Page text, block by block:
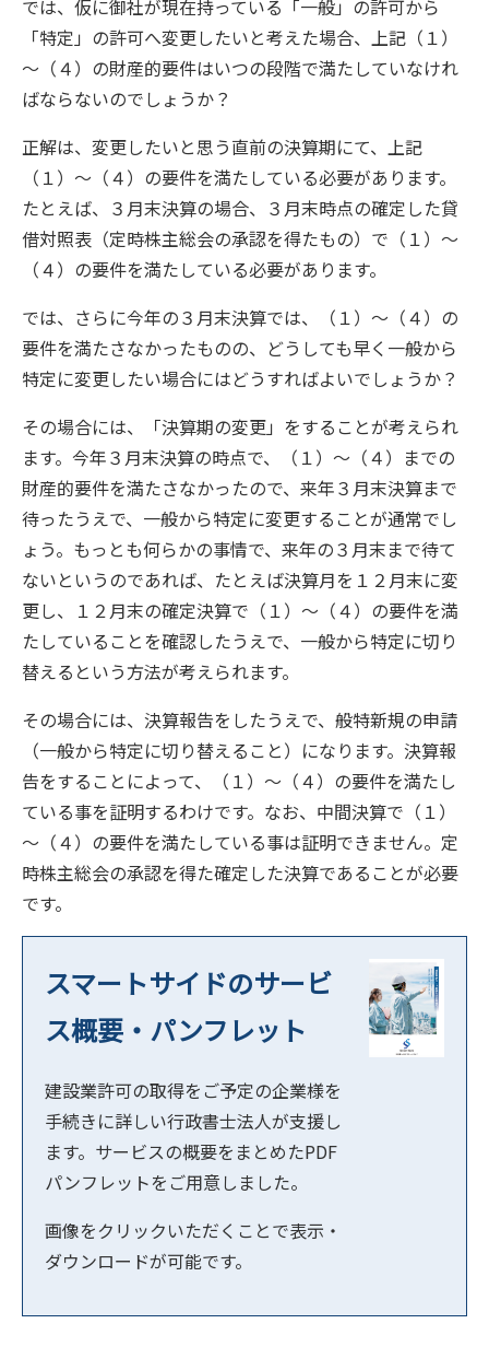
では、仮に御社が現在持っている「一般」の許可から
「特定」の許可へ変更したいと考えた場合、上記（１）
～（４）の財産的要件はいつの段階で満たしていなけれ
ばならないのでしょうか？
正解は、変更したいと思う直前の決算期にて、上記
（１）～（４）の要件を満たしている必要があります。
たとえば、３月末決算の場合、３月末時点の確定した貸
借対照表（定時株主総会の承認を得たもの）で（１）～
（４）の要件を満たしている必要があります。
では、さらに今年の３月末決算では、（１）～（４）の
要件を満たさなかったものの、どうしても早く一般から
特定に変更したい場合にはどうすればよいでしょうか？
その場合には、「決算期の変更」をすることが考えられ
ます。今年３月末決算の時点で、（１）～（４）までの
財産的要件を満たさなかったので、来年３月末決算まで
待ったうえで、一般から特定に変更することが通常でし
ょう。もっとも何らかの事情で、来年の３月末まで待て
ないというのであれば、たとえば決算月を１２月末に変
更し、１２月末の確定決算で（１）～（４）の要件を満
たしていることを確認したうえで、一般から特定に切り
替えるという方法が考えられます。
その場合には、決算報告をしたうえで、般特新規の申請
（一般から特定に切り替えること）になります。決算報
告をすることによって、（１）～（４）の要件を満たし
ている事を証明するわけです。なお、中間決算で（１）
～（４）の要件を満たしている事は証明できません。定
時株主総会の承認を得た確定した決算であることが必要
です。
スマートサイドのサービ
ス概要・パンフレット
建設業許可の取得をご予定の企業様を
手続きに詳しい行政書士法人が支援し
ます。サービスの概要をまとめたPDF
パンフレットをご用意しました。
画像をクリックいただくことで表示・
ダウンロードが可能です。